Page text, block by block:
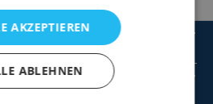
AKZEPTIEREN
ABLEHNEN